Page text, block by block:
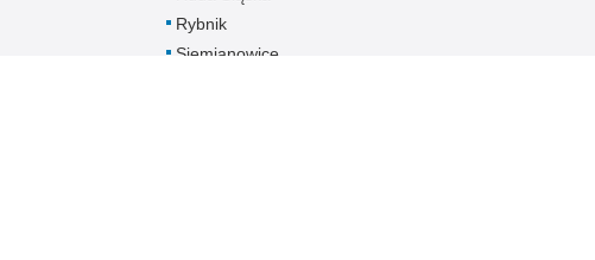
Rybnik
Siemianowice